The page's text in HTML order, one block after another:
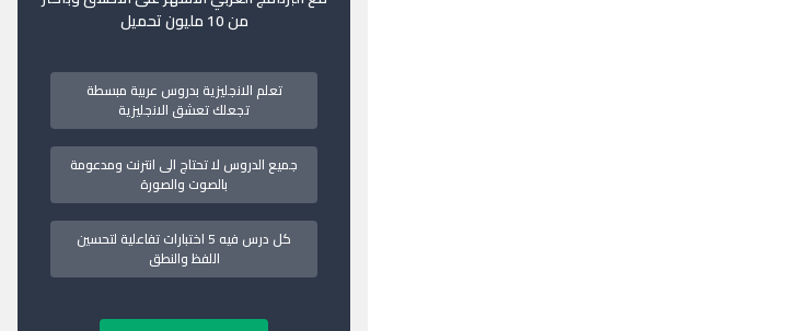
من 10 مليون تحميل
تعلم الانجليزية بدروس عربية مبسطة
تجعلك تعشق الانجليزية
جميع الدروس لا تحتاج الى انترنت ومدعومة
بالصوت والصورة
كل درس فيه 5 اختبارات تفاعلية لتحسين
اللفظ والنطق